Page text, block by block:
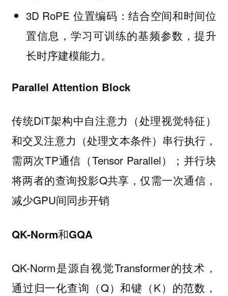
3D RoPE 位置编码：结合空间和时间位
置信息，学习可训练的基频参数，提升
长时序建模能力。
Parallel Attention Block
传统DiT架构中自注意力（处理视觉特征）
和交叉注意力（处理文本条件）串行执行，
需两次TP通信（Tensor Parallel）；并行块
将两者的查询投影Q共享，仅需一次通信，
减少GPU间同步开销
QK-Norm和GQA
QK-Norm是源自视觉Transformer的技术，
通过归一化查询（Q）和键（K）的范数，